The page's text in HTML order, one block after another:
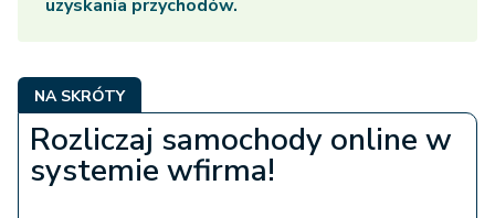
uzyskania przychodów.
NA SKRÓTY
Rozliczaj samochody online w
systemie wfirma!